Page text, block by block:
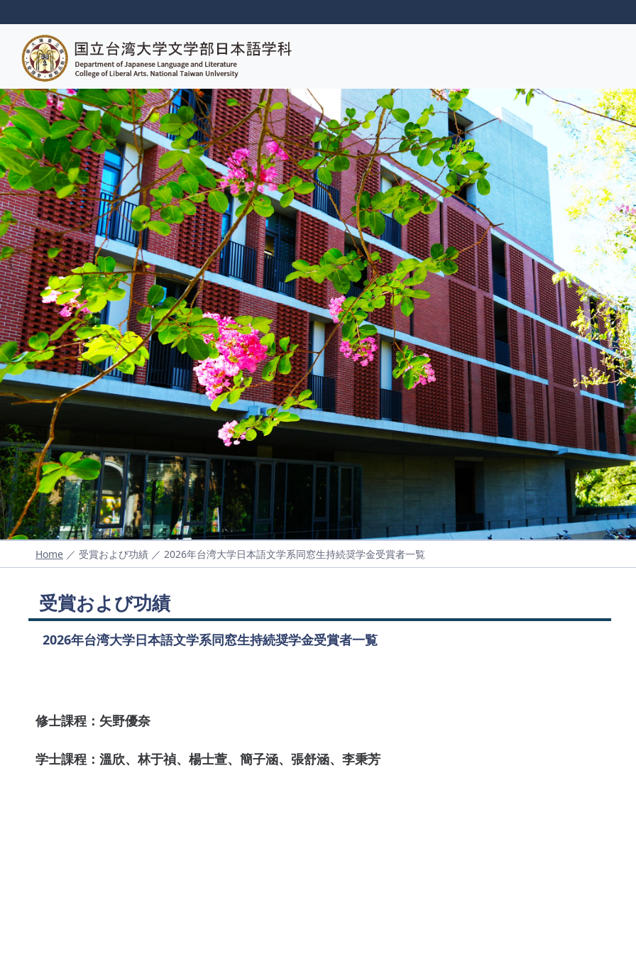
Home ／ 受賞および功績 ／ 2026年台湾大学日本語文学系同窓生持続奨学金受賞者一覧
受賞および功績
2026年台湾大学日本語文学系同窓生持続奨学金受賞者一覧
修士課程：矢野優奈
学士課程：溫欣、林于禎、楊士萱、簡子涵、張舒涵、李秉芳